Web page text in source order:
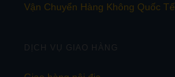
Vận Chuyển Hàng Không Quốc Tế
DỊCH VỤ GIAO HÀNG